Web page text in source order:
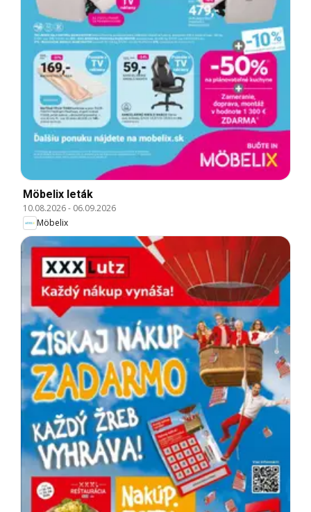
Möbelix leták
10.08.2026- 06.09.2026
Möbelix